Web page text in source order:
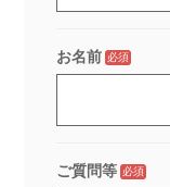
お名前 必須
ご質問等 必須